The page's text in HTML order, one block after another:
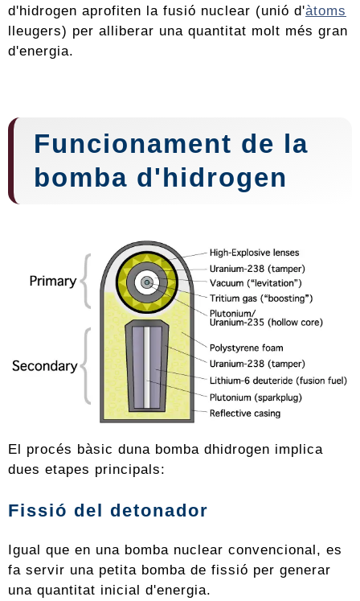
d'hidrogen aprofiten la fusió nuclear (unió d'àtoms
lleugers) per alliberar una quantitat molt més gran
d'energia.
Funcionament de la
bomba d'hidrogen
El procés bàsic duna bomba dhidrogen implica
dues etapes principals:
Fissió del detonador
Igual que en una bomba nuclear convencional, es
fa servir una petita bomba de fissió per generar
una quantitat inicial d'energia.